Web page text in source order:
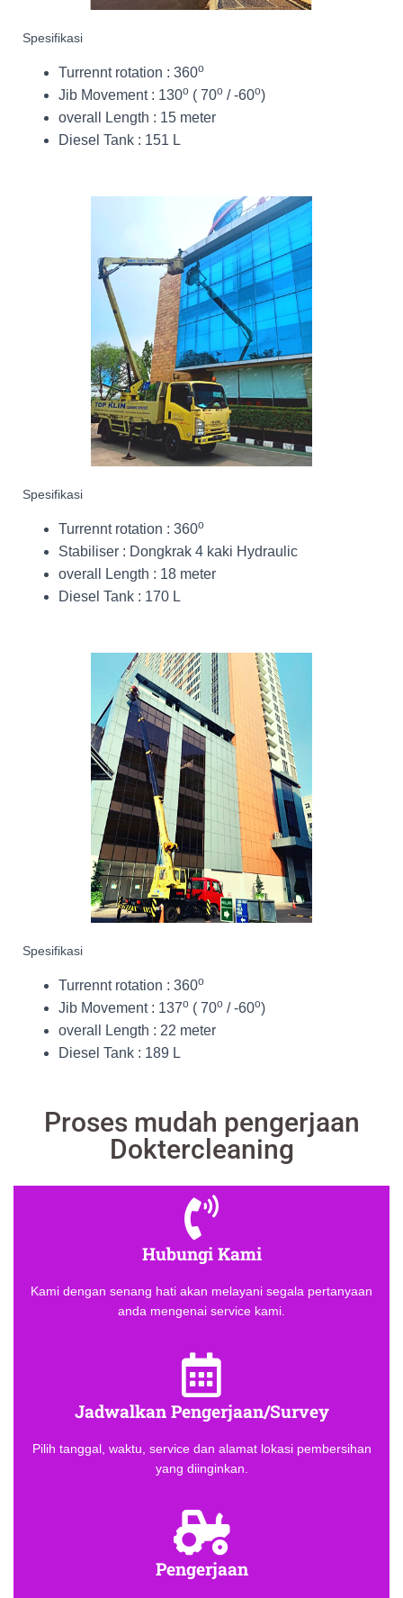
Spesifikasi
Turrennt rotation : 360o
Jib Movement : 130o ( 70o / -60o)
overall Length : 15 meter
Diesel Tank : 151 L
Spesifikasi
Turrennt rotation : 360o
Stabiliser : Dongkrak 4 kaki Hydraulic
overall Length : 18 meter
Diesel Tank : 170 L
Spesifikasi
Turrennt rotation : 360o
Jib Movement : 137o ( 70o / -60o)
overall Length : 22 meter
Diesel Tank : 189 L
Proses mudah pengerjaan
Doktercleaning
Hubungi Kami
Kami dengan senang hati akan melayani segala pertanyaan
anda mengenai service kami.
Jadwalkan Pengerjaan/Survey
Pilih tanggal, waktu, service dan alamat lokasi pembersihan
yang diinginkan.
Pengerjaan